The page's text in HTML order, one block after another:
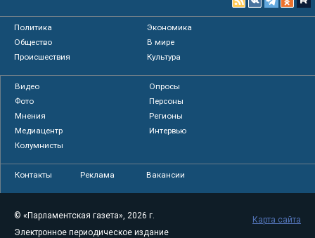
Политика
Экономика
Общество
В мире
Происшествия
Культура
Видео
Опросы
Фото
Персоны
Мнения
Регионы
Медиацентр
Интервью
Колумнисты
Контакты Реклама Вакансии
© «Парламентская газета», 2026 г.
Электронное периодическое издание
Карта сайта